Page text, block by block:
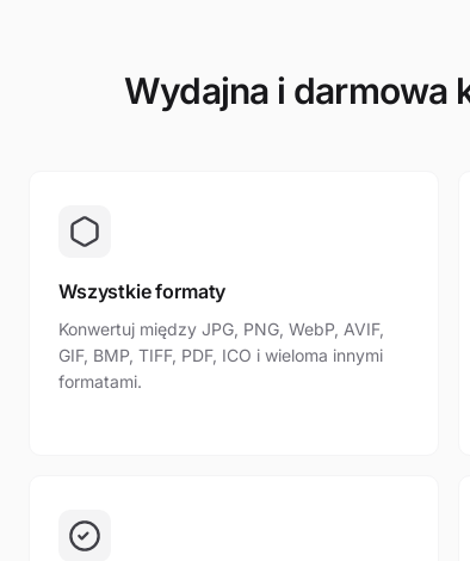
Wydajna i darmowa
Wszystkie formaty
Konwertuj między JPG, PNG, WebP, AVIF,
GIF, BMP, TIFF, PDF, ICO i wieloma innymi
formatami.